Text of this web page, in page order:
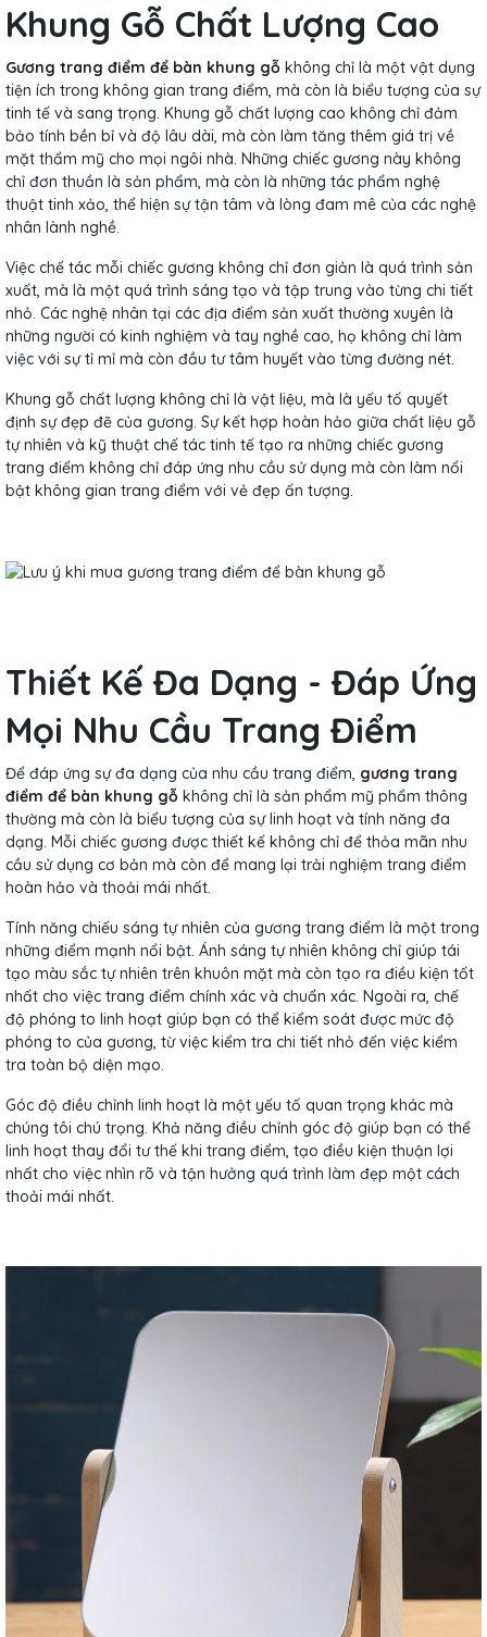
Khung Gỗ Chất Lượng Cao
Gương trang điểm để bàn khung gỗ không chỉ là một vật dụng
tiện ích trong không gian trang điểm, mà còn là biểu tượng của sự
tinh tế và sang trọng. Khung gỗ chất lượng cao không chỉ đảm
bảo tính bền bỉ và độ lâu dài, mà còn làm tăng thêm giá trị về
mặt thẩm mỹ cho mọi ngôi nhà. Những chiếc gương này không
chỉ đơn thuần là sản phẩm, mà còn là những tác phẩm nghệ
thuật tinh xảo, thể hiện sự tận tâm và lòng đam mê của các nghệ
nhân lành nghề.
Việc chế tác mỗi chiếc gương không chỉ đơn giản là quá trình sản
xuất, mà là một quá trình sáng tạo và tập trung vào từng chi tiết
nhỏ. Các nghệ nhân tại các địa điểm sản xuất thường xuyên là
những người có kinh nghiệm và tay nghề cao, họ không chỉ làm
việc với sự tỉ mỉ mà còn đầu tư tâm huyết vào từng đường nét.
Khung gỗ chất lượng không chỉ là vật liệu, mà là yếu tố quyết
định sự đẹp đẽ của gương. Sự kết hợp hoàn hảo giữa chất liệu gỗ
tự nhiên và kỹ thuật chế tác tinh tế tạo ra những chiếc gương
trang điểm không chỉ đáp ứng nhu cầu sử dụng mà còn làm nổi
bật không gian trang điểm với vẻ đẹp ấn tượng.
Thiết Kế Đa Dạng - Đáp Ứng
Mọi Nhu Cầu Trang Điểm
Để đáp ứng sự đa dạng của nhu cầu trang điểm, gương trang
điểm để bàn khung gỗ không chỉ là sản phẩm mỹ phẩm thông
thường mà còn là biểu tượng của sự linh hoạt và tính năng đa
dạng. Mỗi chiếc gương được thiết kế không chỉ để thỏa mãn nhu
cầu sử dụng cơ bản mà còn để mang lại trải nghiệm trang điểm
hoàn hảo và thoải mái nhất.
Tính năng chiếu sáng tự nhiên của gương trang điểm là một trong
những điểm mạnh nổi bật. Ánh sáng tự nhiên không chỉ giúp tái
tạo màu sắc tự nhiên trên khuôn mặt mà còn tạo ra điều kiện tốt
nhất cho việc trang điểm chính xác và chuẩn xác. Ngoài ra, chế
độ phóng to linh hoạt giúp bạn có thể kiểm soát được mức độ
phóng to của gương, từ việc kiểm tra chi tiết nhỏ đến việc kiểm
tra toàn bộ diện mạo.
Góc độ điều chỉnh linh hoạt là một yếu tố quan trọng khác mà
chúng tôi chú trọng. Khả năng điều chỉnh góc độ giúp bạn có thể
linh hoạt thay đổi tư thế khi trang điểm, tạo điều kiện thuận lợi
nhất cho việc nhìn rõ và tận hưởng quá trình làm đẹp một cách
thoải mái nhất.